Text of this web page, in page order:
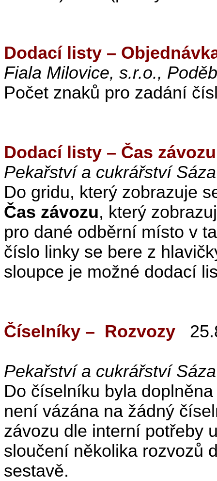
Dodací listy –
Fiala Milovice, s.r.o.,
Počet znaků pro zadání
Dodací listy – Čas závozu
Pekařství a cukrářství
Do gridu, který zobrazuje
Čas závozu, který
pro dané odběrní místo v
číslo linky se bere z
sloupce je možné dodací
Číselníky – Rozvozy
Pekařství a cukrářství
Do číselníku byla
není vázána na žádný
závozu dle interní potřeby
sloučení několika rozvozů
sestavě.